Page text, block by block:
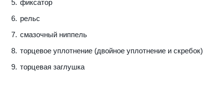
фиксатор
рельс
смазочный ниппель
торцевое уплотнение (двойное уплотнение и скребок)
торцевая заглушка